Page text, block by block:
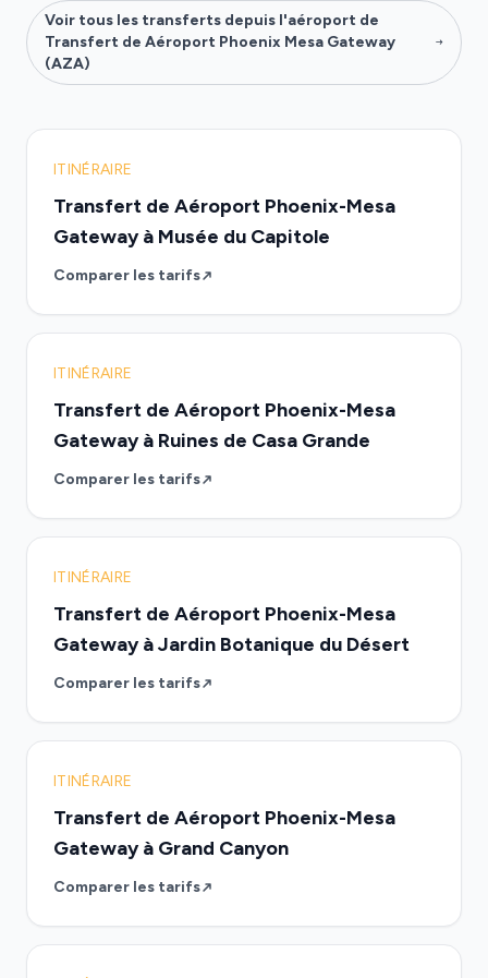
Voir tous les transferts depuis l'aéroport de
Transfert de Aéroport Phoenix Mesa Gateway
(AZA)
ITINÉRAIRE
Transfert de Aéroport Phoenix-Mesa
Gateway à Musée du Capitole
Comparer les tarifs
ITINÉRAIRE
Transfert de Aéroport Phoenix-Mesa
Gateway à Ruines de Casa Grande
Comparer les tarifs
ITINÉRAIRE
Transfert de Aéroport Phoenix-Mesa
Gateway à Jardin Botanique du Désert
Comparer les tarifs
ITINÉRAIRE
Transfert de Aéroport Phoenix-Mesa
Gateway à Grand Canyon
Comparer les tarifs